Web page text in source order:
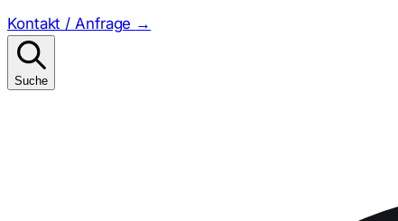
Kontakt / Anfrage →
Suche